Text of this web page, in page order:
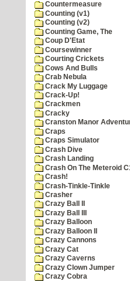
Countermeasure
Counting (v1)
Counting (v2)
Counting Game, The
Coup D'Etat
Coursewinner
Courting Crickets
Cows And Bulls
Crab Nebula
Crack My Luggage
Crack-Up!
Crackmen
Cracky
Cranston Manor
Craps
Craps Simulator
Crash Dive
Crash Landing
Crash On The Meteroid
Crash!
Crash-Tinkle-Tinkle
Crasher
Crazy Ball II
Crazy Ball III
Crazy Balloon
Crazy Balloon II
Crazy Cannons
Crazy Cat
Crazy Caverns
Crazy Clown Jumper
Crazy Cobra